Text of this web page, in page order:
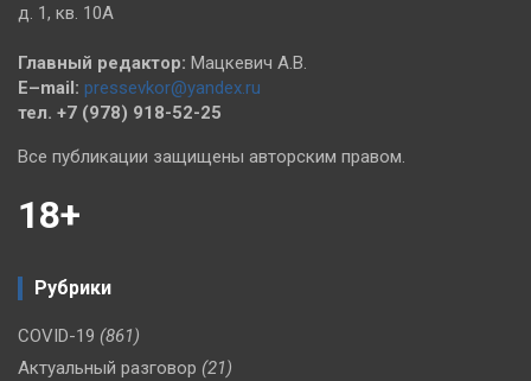
д. 1, кв. 10А
Главный редактор: Мацкевич А.В.
E–mail: pressevkor@yandex.ru
тел. +7 (978) 918-52-25
Все публикации защищены авторским правом.
18+
Рубрики
COVID-19 (861)
Актуальный разговор (21)